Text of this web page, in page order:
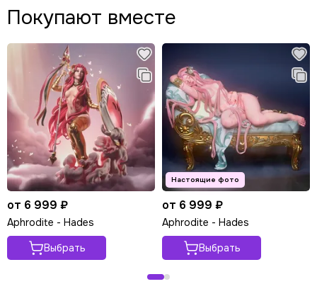
Покупают вместе
от 6 999 ₽
Aphrodite - Hades
Выбрать
от 6 999 ₽
Aphrodite - Hades
Выбрать